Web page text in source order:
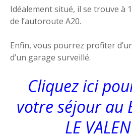
Idéalement situé, il se trouve à
de l’autoroute A20.
Enfin, vous pourrez profiter
d’un garage surveillé.
Cliquez ici
votre séjour au
LE